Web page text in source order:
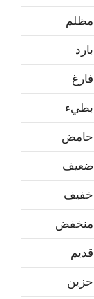
مظلم
بارد
فارغ
بطيء
حامض
ضعيف
خفيف
منخفض
قديم
حزين